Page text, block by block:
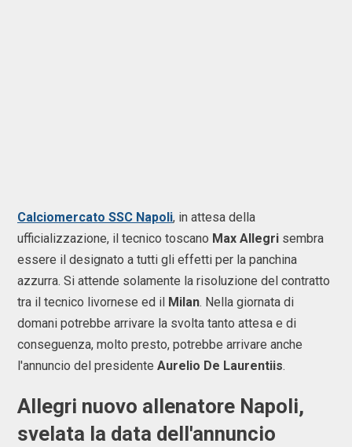
Calciomercato SSC Napoli, in attesa della
ufficializzazione, il tecnico toscano Max Allegri sembra
essere il designato a tutti gli effetti per la panchina
azzurra. Si attende solamente la risoluzione del contratto
tra il tecnico livornese ed il Milan. Nella giornata di
domani potrebbe arrivare la svolta tanto attesa e di
conseguenza, molto presto, potrebbe arrivare anche
l'annuncio del presidente Aurelio De Laurentiis.
Allegri nuovo allenatore Napoli,
svelata la data dell'annuncio